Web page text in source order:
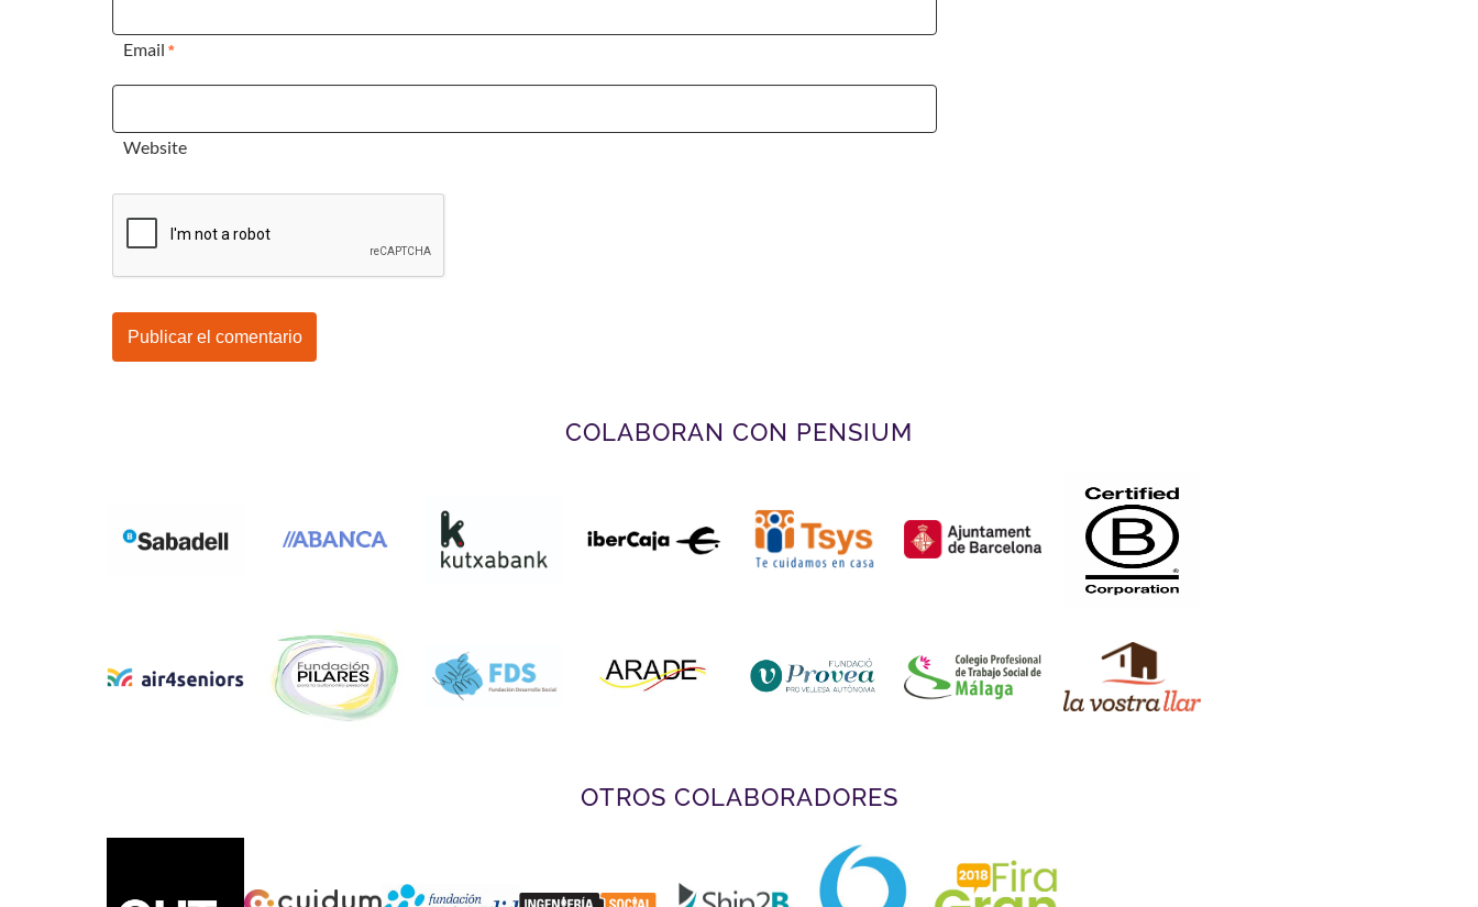
Email *
Website
COLABORAN CON PENSIUM
OTROS COLABORADORES